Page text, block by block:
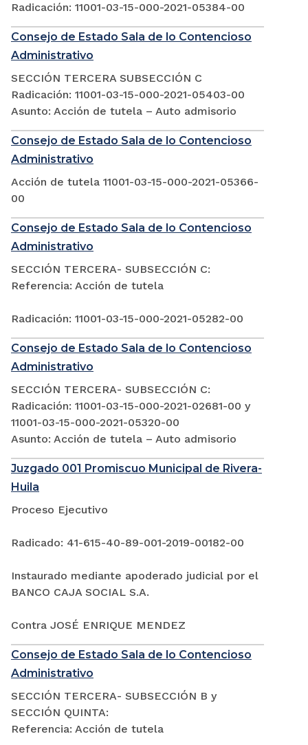
Radicación: 11001-03-15-000-2021-05384-00
Consejo de Estado Sala de lo Contencioso
Administrativo
SECCIÓN TERCERA SUBSECCIÓN C
Radicación: 11001-03-15-000-2021-05403-00
Asunto: Acción de tutela – Auto admisorio
Consejo de Estado Sala de lo Contencioso
Administrativo
Acción de tutela 11001-03-15-000-2021-05366-
00
Consejo de Estado Sala de lo Contencioso
Administrativo
SECCIÓN TERCERA- SUBSECCIÓN C:
Referencia: Acción de tutela
Radicación: 11001-03-15-000-2021-05282-00
Consejo de Estado Sala de lo Contencioso
Administrativo
SECCIÓN TERCERA- SUBSECCIÓN C:
Radicación: 11001-03-15-000-2021-02681-00 y
11001-03-15-000-2021-05320-00
Asunto: Acción de tutela – Auto admisorio
Juzgado 001 Promiscuo Municipal de Rivera-
Huila
Proceso Ejecutivo
Radicado: 41-615-40-89-001-2019-00182-00
Instaurado mediante apoderado judicial por el
BANCO CAJA SOCIAL S.A.
Contra JOSÉ ENRIQUE MENDEZ
Consejo de Estado Sala de lo Contencioso
Administrativo
SECCIÓN TERCERA- SUBSECCIÓN B y
SECCIÓN QUINTA:
Referencia: Acción de tutela